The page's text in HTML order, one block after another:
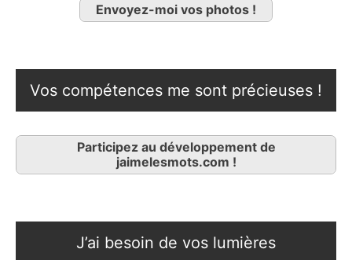
Envoyez-moi vos photos !
Vos compétences me sont précieuses !
Participez au développement de
jaimelesmots.com !
J’ai besoin de vos lumières